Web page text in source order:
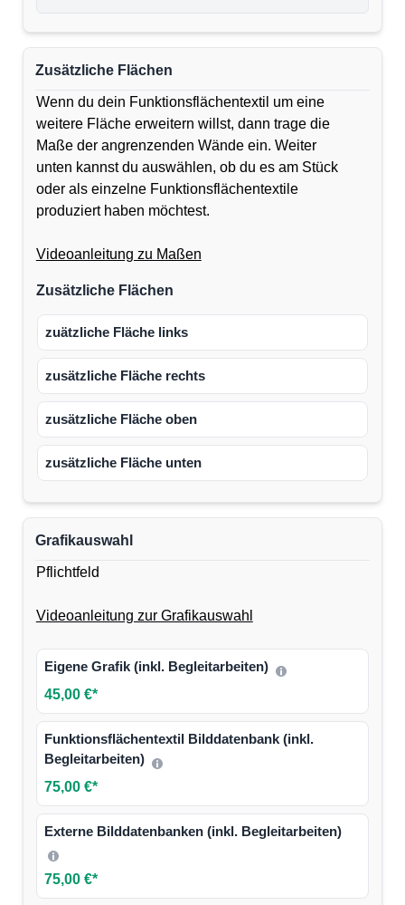
Zusätzliche Flächen
Wenn du dein Funktionsflächentextil um eine
weitere Fläche erweitern willst, dann trage die
Maße der angrenzenden Wände ein. Weiter
unten kannst du auswählen, ob du es am Stück
oder als einzelne Funktionsflächentextile
produziert haben möchtest.
Videoanleitung zu Maßen
Zusätzliche Flächen
zuätzliche Fläche links
zusätzliche Fläche rechts
zusätzliche Fläche oben
zusätzliche Fläche unten
Grafikauswahl
Pflichtfeld
Videoanleitung zur Grafikauswahl
Eigene Grafik (inkl. Begleitarbeiten)
45,00 €*
Funktionsflächentextil Bilddatenbank (inkl.
Begleitarbeiten)
75,00 €*
Externe Bilddatenbanken (inkl. Begleitarbeiten)
75,00 €*